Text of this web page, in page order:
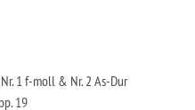
1 f-moll & Nr. 2 As-Dur
19